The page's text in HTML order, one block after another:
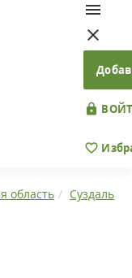
область
Суздаль